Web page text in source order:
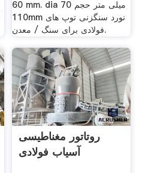
60 mm. dia 70 میلی متر حجم
110mm نورد سنگزنی توپ های
فولادی برای سنگ / معدن.
روتاتور مغناطیسی
آسیاب فولادی